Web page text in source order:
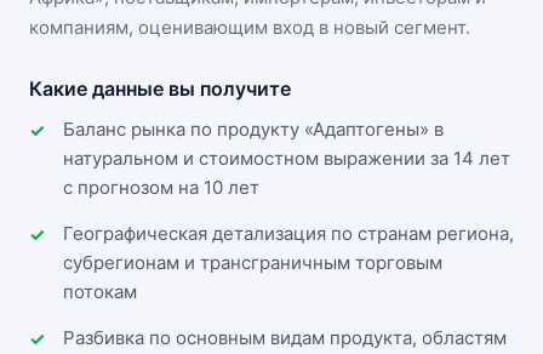
компаниям, оценивающим вход в новый сегмент.
Какие данные вы получите
Баланс рынка по продукту «Адаптогены» в
натуральном и стоимостном выражении за 14 лет
с прогнозом на 10 лет
Географическая детализация по странам региона,
субрегионам и трансграничным торговым
потокам
Разбивка по основным видам продукта, областям